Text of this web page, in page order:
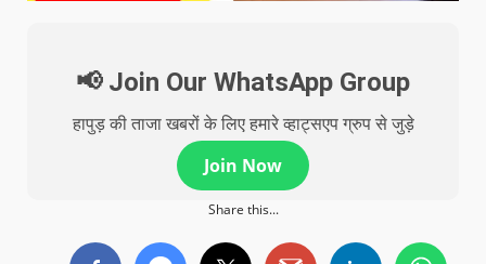
📢 Join Our WhatsApp Group
हापुड़ की ताजा खबरों के लिए हमारे व्हाट्सएप ग्रुप से जुड़े
Join Now
Share this...